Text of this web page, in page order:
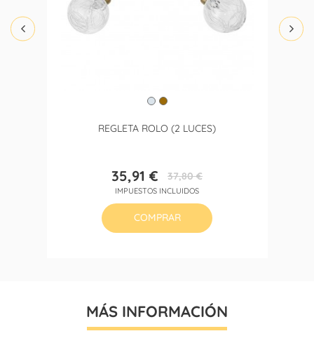
REGLETA ROLO (2 LUCES)
Precio
35,91 €Precio
base
37,80 €
IMPUESTOS INCLUIDOS
COMPRAR
MÁS INFORMACIÓN